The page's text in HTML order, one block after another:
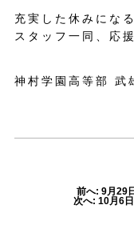
充実した休みにな
スタッフ一同、応
神村学園高等部 武
前へ: 9月29
次へ: 10月6